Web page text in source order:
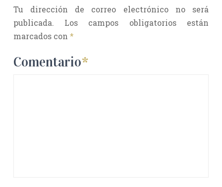
Tu dirección de correo electrónico no será
publicada.
Los campos obligatorios están
marcados con *
Comentario*